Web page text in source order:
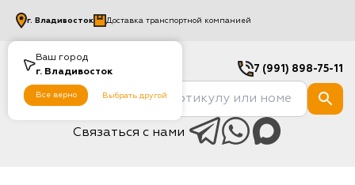
Ваш город
г. Владивосток
Все верно Выбрать другой
г. Владивосток Доставка транспортной компанией
7 (991) 898-75-11
Связаться с нами